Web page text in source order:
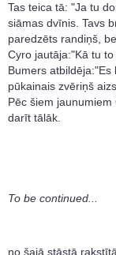
Tas teica tā: "Ja tu
siāmas dvīnis. Tavs
paredzēts randiņš,
Cyro jautāja:"Kā tu to
Bumers atbildēja:"Es
pūkainais zvēriņš
Pēc šiem
darīt tālāk.
To be continued...
no šajā stāstā